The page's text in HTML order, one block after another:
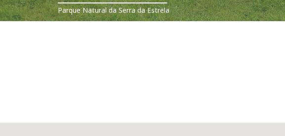
Parque Natural da Serra da Estrela